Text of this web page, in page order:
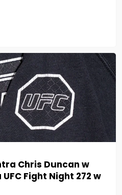
Chris Duncan w
Fight Night 272 w